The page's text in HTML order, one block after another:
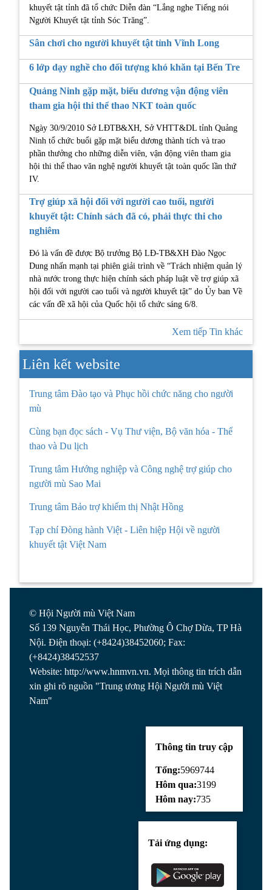
khuyết tật tỉnh đã tổ chức Diễn đàn “Lắng nghe Tiếng nói
Người Khuyết tật tỉnh Sóc Trăng”.
Sân chơi cho người khuyết tật tỉnh Vĩnh Long
6 lớp dạy nghề cho đối tượng khó khăn tại Bến Tre
Quảng Ninh gặp mặt, biểu dương vận động viên
tham gia hội thi thể thao NKT toàn quốc
Ngày 30/9/2010 Sở LĐTB&XH, Sở VHTT&DL tỉnh Quảng
Ninh tổ chức buổi gặp mặt biểu dương thành tích và trao
phần thưởng cho những diễn viên, vận động viên tham gia
hội thi thể thao văn nghệ người khuyết tật toàn quốc lần thứ
IV.
Trợ giúp xã hội đối với người cao tuổi, người
khuyết tật: Chính sách đã có, phải thực thi cho
nghiêm
Đó là vấn đề được Bộ trưởng Bộ LĐ-TB&XH Đào Ngọc
Dung nhấn mạnh tại phiên giải trình về “Trách nhiệm quản lý
nhà nước trong thực hiện chính sách pháp luật về trợ giúp xã
hội đối với người cao tuổi và người khuyết tật” do Ủy ban Về
các vấn đề xã hội của Quốc hội tổ chức sáng 6/8.
Xem tiếp Tin khác
Liên kết website
Trung tâm Đào tạo và Phục hồi chức năng cho người
mù
Cùng bạn đọc sách - Vụ Thư viện, Bộ văn hóa - Thể
thao và Du lịch
Trung tâm Hướng nghiệp và Công nghệ trợ giúp cho
người mù Sao Mai
Trung tâm Bảo trợ khiếm thị Nhật Hồng
Tạp chí Đòng hành Việt - Liên hiệp Hội về người
khuyết tật Việt Nam
© Hội Người mù Việt Nam
Số 139 Nguyễn Thái Học, Phường Ô Chợ Dừa, TP Hà
Nội. Điện thoại: (+8424)38452060; Fax:
(+8424)38452537
Website: http://www.hnmvn.vn. Mọi thông tin trích dẫn
xin ghi rõ nguồn "Trung ương Hội Người mù Việt
Nam"
Thông tin truy cập
Tổng:5969744
Hôm qua:3199
Hôm nay:735
Tải ứng dụng: